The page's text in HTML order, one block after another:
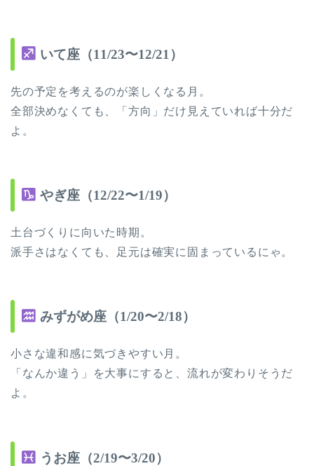
いて座（11/23〜12/21）
先の予定を考えるのが楽しくなる月。
全部決めなくても、「方向」だけ見えていれば十分だ
よ。
やぎ座（12/22〜1/19）
土台づくりに向いた時期。
派手さはなくても、足元は確実に固まっているにゃ。
みずがめ座（1/20〜2/18）
小さな違和感に気づきやすい月。
「なんか違う」を大事にすると、流れが変わりそうだ
よ。
うお座（2/19〜3/20）